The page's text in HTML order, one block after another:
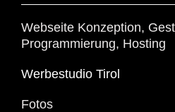
Webseite Konzeption,
Programmierung, Hosting
Werbestudio Tirol
Fotos